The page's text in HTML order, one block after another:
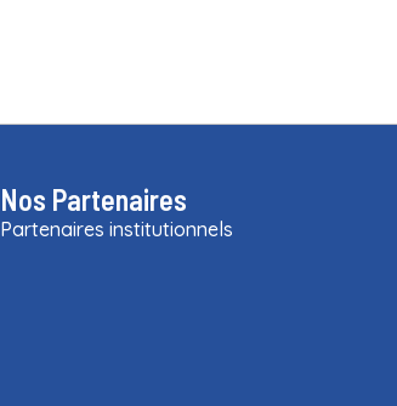
Nos Partenaires
Partenaires institutionnels